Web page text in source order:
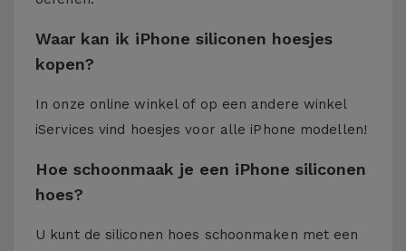
Waar kan ik iPhone siliconen hoesjes
kopen?
In onze online winkel of op een andere winkel
iServices vind hoesjes voor alle iPhone modellen!
Hoe schoonmaak je een iPhone siliconen
hoes?
U kunt de siliconen hoes schoonmaken met een